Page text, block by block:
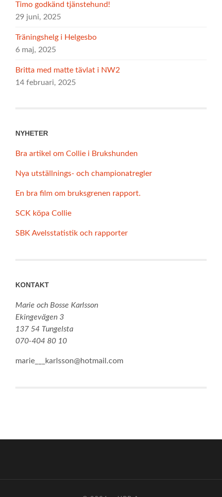
Timo godkänd tjänstehund!
29 juni, 2025
Träningshelg i Helgesbo
6 maj, 2025
Britta med matte tävlat i NW2
14 februari, 2025
NYHETER
Bra artikel om Collie i Brukshunden
Nya utställnings- och championatregler
En bra film om bruksgrenen rapport.
SCK köpa Collie
SBK Avelsstatistik och rapporter
KONTAKT
Marie och Bosse Karlsson
Ekingevägen 3
137 54 Tungelsta
070-404 80 10
marie___karlsson@hotmail.com